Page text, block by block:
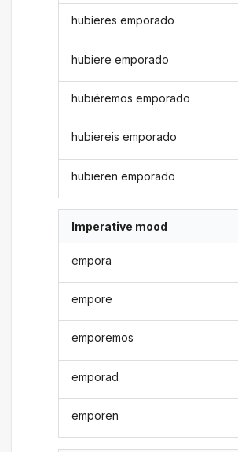
hubieres emporado
hubiere emporado
hubiéremos emporado
hubiereis emporado
hubieren emporado
Imperative mood
empora
empore
emporemos
emporad
emporen